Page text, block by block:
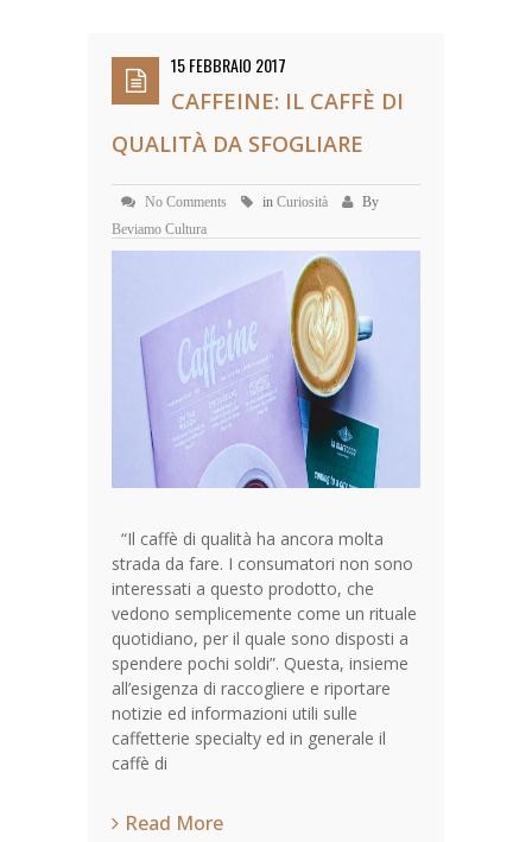
15 FEBBRAIO 2017
CAFFEINE: IL CAFFÈ DI
QUALITÀ DA SFOGLIARE
No Comments in Curiosità
By
Beviamo Cultura
“Il caffè di qualità ha ancora molta
strada da fare. I consumatori non sono
interessati a questo prodotto, che
vedono semplicemente come un rituale
quotidiano, per il quale sono disposti a
spendere pochi soldi”. Questa, insieme
all’esigenza di raccogliere e riportare
notizie ed informazioni utili sulle
caffetterie specialty ed in generale il
caffè di
Read More